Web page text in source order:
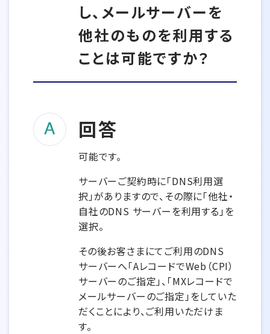
し、メールサーバーを
他社のものを利用する
ことは可能ですか？
回答
可能です。
サーバーご契約時に「DNS利用選
択」がありますので、その際に「他社・
自社のDNS サーバーを利用する」を
選択。
その後お客さまにてご利用のDNS
サーバーへ「AレコードでWeb（CPI）
サーバーのご指定」、「MXレコードで
メールサーバーのご指定」をしていた
だくことにより、ご利用いただけま
す。